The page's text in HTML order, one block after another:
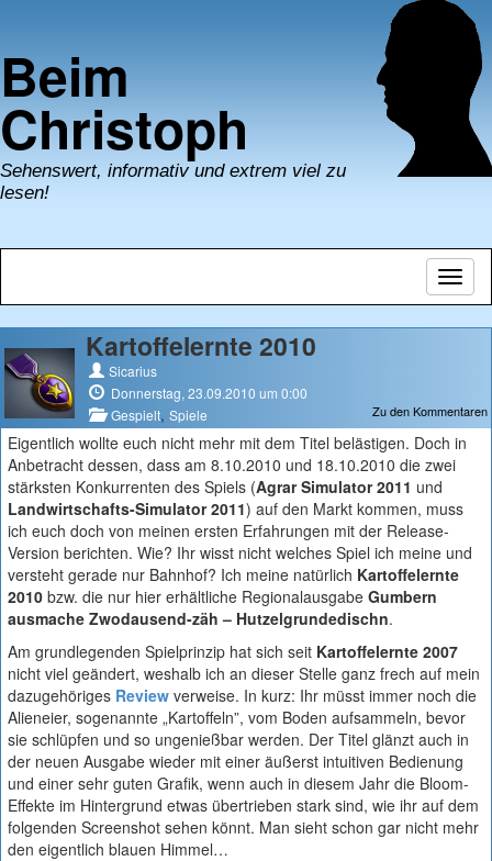
Beim
Christoph
Sehenswert, informativ und extrem viel zu
lesen!
Kartoffelernte 2010
Sicarius
Donnerstag, 23.09.2010 um 0:00
Zu den Kommentaren
Gespielt, Spiele
Eigentlich wollte euch nicht mehr mit dem Titel belästigen. Doch in
Anbetracht dessen, dass am 8.10.2010 und 18.10.2010 die zwei
stärksten Konkurrenten des Spiels (Agrar Simulator 2011 und
Landwirtschafts-Simulator 2011) auf den Markt kommen, muss
ich euch doch von meinen ersten Erfahrungen mit der Release-
Version berichten. Wie? Ihr wisst nicht welches Spiel ich meine und
versteht gerade nur Bahnhof? Ich meine natürlich Kartoffelernte
2010 bzw. die nur hier erhältliche Regionalausgabe Gumbern
ausmache Zwodausend-zäh – Hutzelgrundedischn.
Am grundlegenden Spielprinzip hat sich seit Kartoffelernte 2007
nicht viel geändert, weshalb ich an dieser Stelle ganz frech auf mein
dazugehöriges Review verweise. In kurz: Ihr müsst immer noch die
Alieneier, sogenannte „Kartoffeln”, vom Boden aufsammeln, bevor
sie schlüpfen und so ungenießbar werden. Der Titel glänzt auch in
der neuen Ausgabe wieder mit einer äußerst intuitiven Bedienung
und einer sehr guten Grafik, wenn auch in diesem Jahr die Bloom-
Effekte im Hintergrund etwas übertrieben stark sind, wie ihr auf dem
folgenden Screenshot sehen könnt. Man sieht schon gar nicht mehr
den eigentlich blauen Himmel…